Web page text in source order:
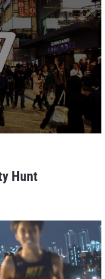
Hunt